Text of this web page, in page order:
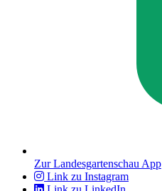
Zur Landesgartenschau App
Link zu Instagram